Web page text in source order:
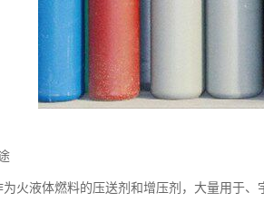
为火液体燃料的压送剂和增压剂，大量用于、